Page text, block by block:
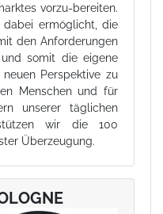
vorzu-bereiten.
dabei ermöglicht, die
den Anforderungen
somit die eigene
Perspektive zu
Menschen und für
unserer täglichen
wir die 100
Überzeugung.